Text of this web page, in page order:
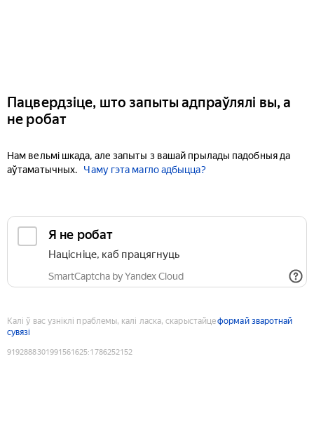
Пацвердзіце, што запыты адпраўлялі вы, а
не робат
Нам вельмі шкада, але запыты з вашай прылады падобныя да
аўтаматычных.
Чаму гэта магло адбыцца?
Я не робат
Націсніце, каб працягнуць
SmartCaptcha by Yandex Cloud
Калі ў вас узніклі праблемы, калі ласка, скарыстайцеформай зваротнай
сувязі
9192888301991561625:1786252152